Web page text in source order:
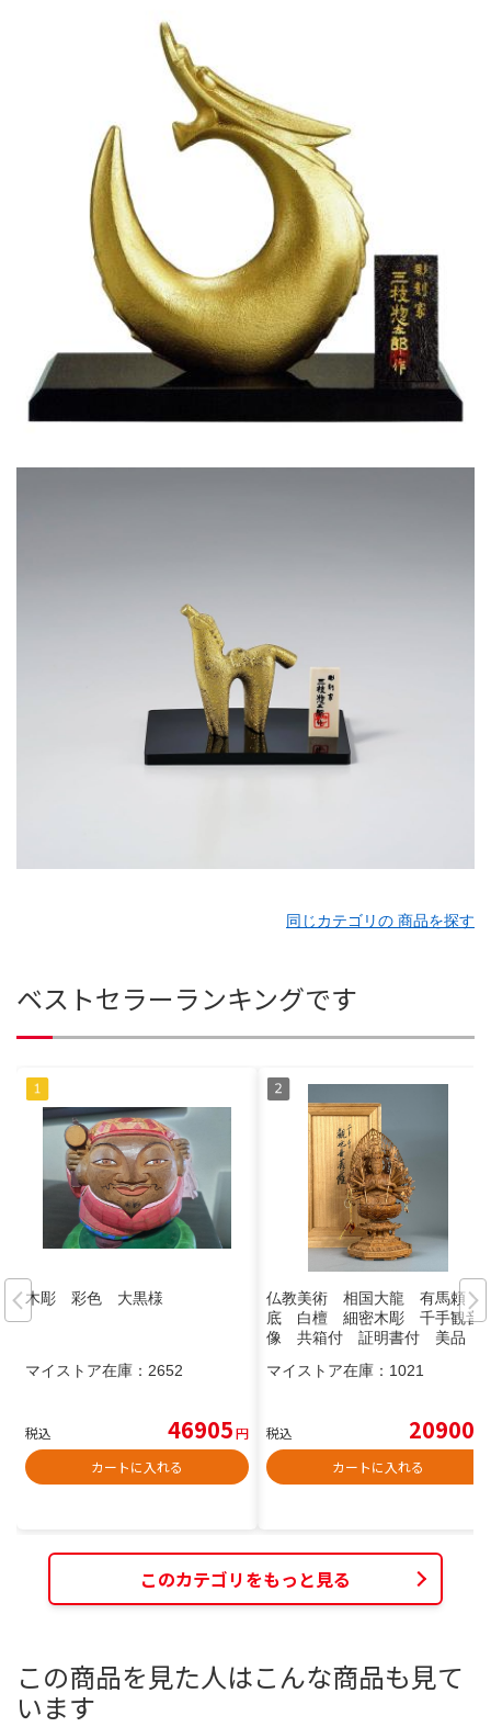
同じカテゴリの 商品を探す
ベストセラーランキングです
木彫 彩色 大黒様
マイストア在庫： 2652
税込 46905円
カートに入れる
仏教美術 相国大龍 有馬頼
底 白檀 細密木彫 千手観音
像 共箱付 証明書付 美品
マイストア在庫： 1021
税込 20900
カートに入れる
このカテゴリをもっと見る
この商品を見た人はこんな商品も見て
います